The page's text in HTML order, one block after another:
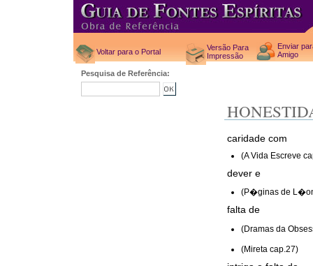
Voltar para o Portal
Versão Para
Impressão
Enviar
Amigo
Pesquisa de Referência:
caridade com
(A Vida Escreve
dever e
(P�ginas de
falta de
(Dramas da
(Mireta cap.27)